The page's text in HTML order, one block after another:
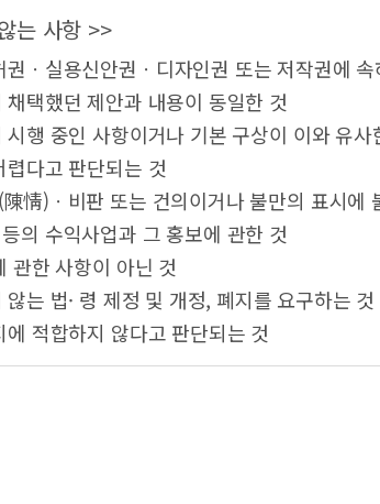
는 사항 >>
ㆍ실용신안권ㆍ디자인권 또는 저작권에
택했던 제안과 내용이 동일한 것
행 중인 사항이거나 기본 구상이 이와 유사
다고 판단되는 것
情)ㆍ비판 또는 건의이거나 불만의 표시에
의 수익사업과 그 홍보에 관한 것
관한 사항이 아닌 것
는 법· 령 제정 및 개정, 폐지를 요구하는 것
적합하지 않다고 판단되는 것